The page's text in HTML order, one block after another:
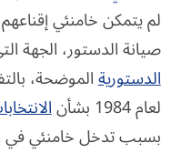
لم يتمكن خامنئي
صيانة الدستور، الجهة
الدستورية
لعام 1984 بشأن